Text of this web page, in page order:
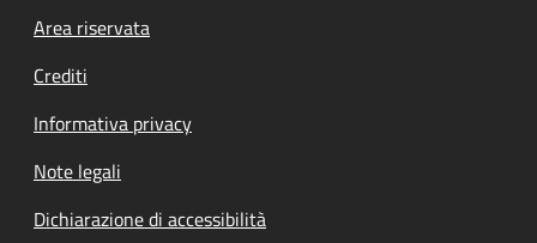
Footer menu
Area riservata
Crediti
Informativa privacy
Note legali
Dichiarazione di accessibilità